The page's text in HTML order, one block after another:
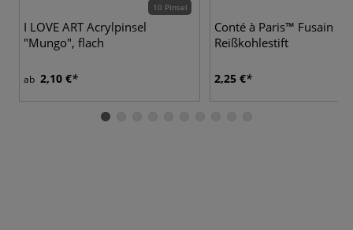
10 Pinsel
I LOVE ART Acrylpinsel
"Mungo", flach
ab 2,10 €
Conté à Paris™ Fusain
Reißkohlestift
2,25 €